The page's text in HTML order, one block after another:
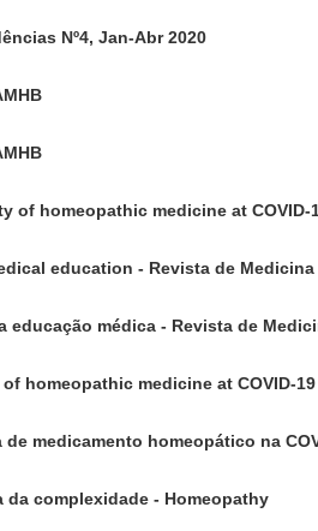
Nº4, Jan-Abr 2020
of homeopathic medicine at COVID-
education - Revista de Medicina
médica - Revista de
homeopathic medicine at COVID-19
medicamento homeopático na
complexidade - Homeopathy